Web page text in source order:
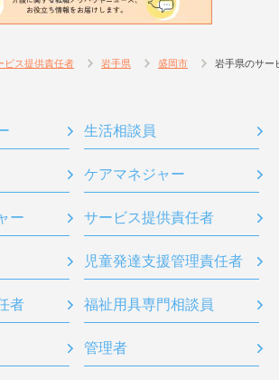
ビス提供責任者 岩手県 盛岡市 岩手県のサー
生活相談員
ケアマネジャー
ー サービス提供責任者
児童発達支援管理責任者
者 福祉用具専門相談員
管理者